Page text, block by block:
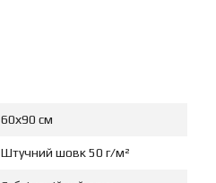
60х90 см
Штучний шовк 50 г/м²